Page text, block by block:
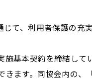
て、利用者保護の充
基本契約を締結して
ます。同協会内の、